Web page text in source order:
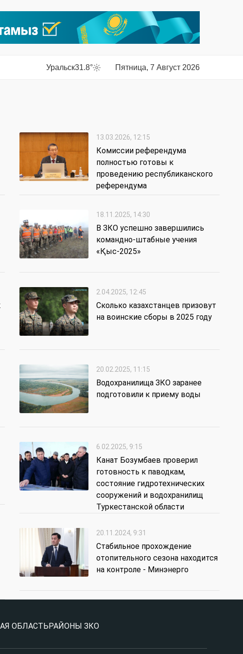
Уральск31.8° Пятница, 7 Август 2026
13.03.2026, 12:15
Комиссии референдума
полностью готовы к
проведению республиканского
референдума
18.11.2025, 14:30
В ЗКО успешно завершились
командно-штабные учения
«Қыс-2025»
2.04.2025, 12:45
Сколько казахстанцев призовут
на воинские сборы в 2025 году
20.02.2025, 11:15
Водохранилища ЗКО заранее
подготовили к приему воды
6.02.2025, 9:15
Канат Бозумбаев проверил
готовность к паводкам,
состояние гидротехнических
сооружений и водохранилищ
Туркестанской области
20.11.2024, 9:31
Стабильное прохождение
отопительного сезона находится
на контроле - Минэнерго
ОБЛАСТЬ РАЙОНЫ ЗКО